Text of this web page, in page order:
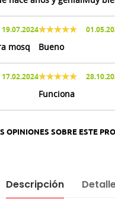
19.07.2024
mosq Bueno
17.02.2024
Funciona
OPINIONES SOBRE ESTE
Descripción